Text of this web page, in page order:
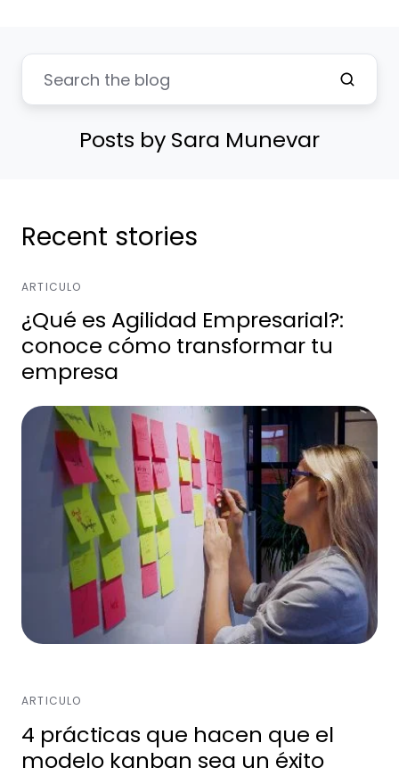
Posts by Sara Munevar
Recent stories
ARTICULO
¿Qué es Agilidad Empresarial?:
conoce cómo transformar tu
empresa
ARTICULO
4 prácticas que hacen que el
modelo kanban sea un éxito